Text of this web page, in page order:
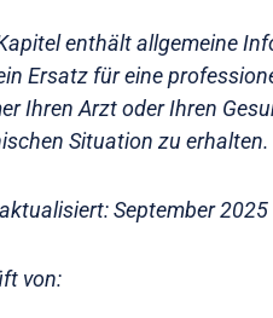
enthält allgemeine
Ersatz für eine
Ihren Arzt oder Ihren
Situation zu erhalten.
September 2025
von: